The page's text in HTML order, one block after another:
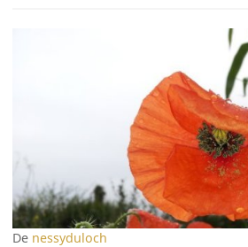
De nessyduloch